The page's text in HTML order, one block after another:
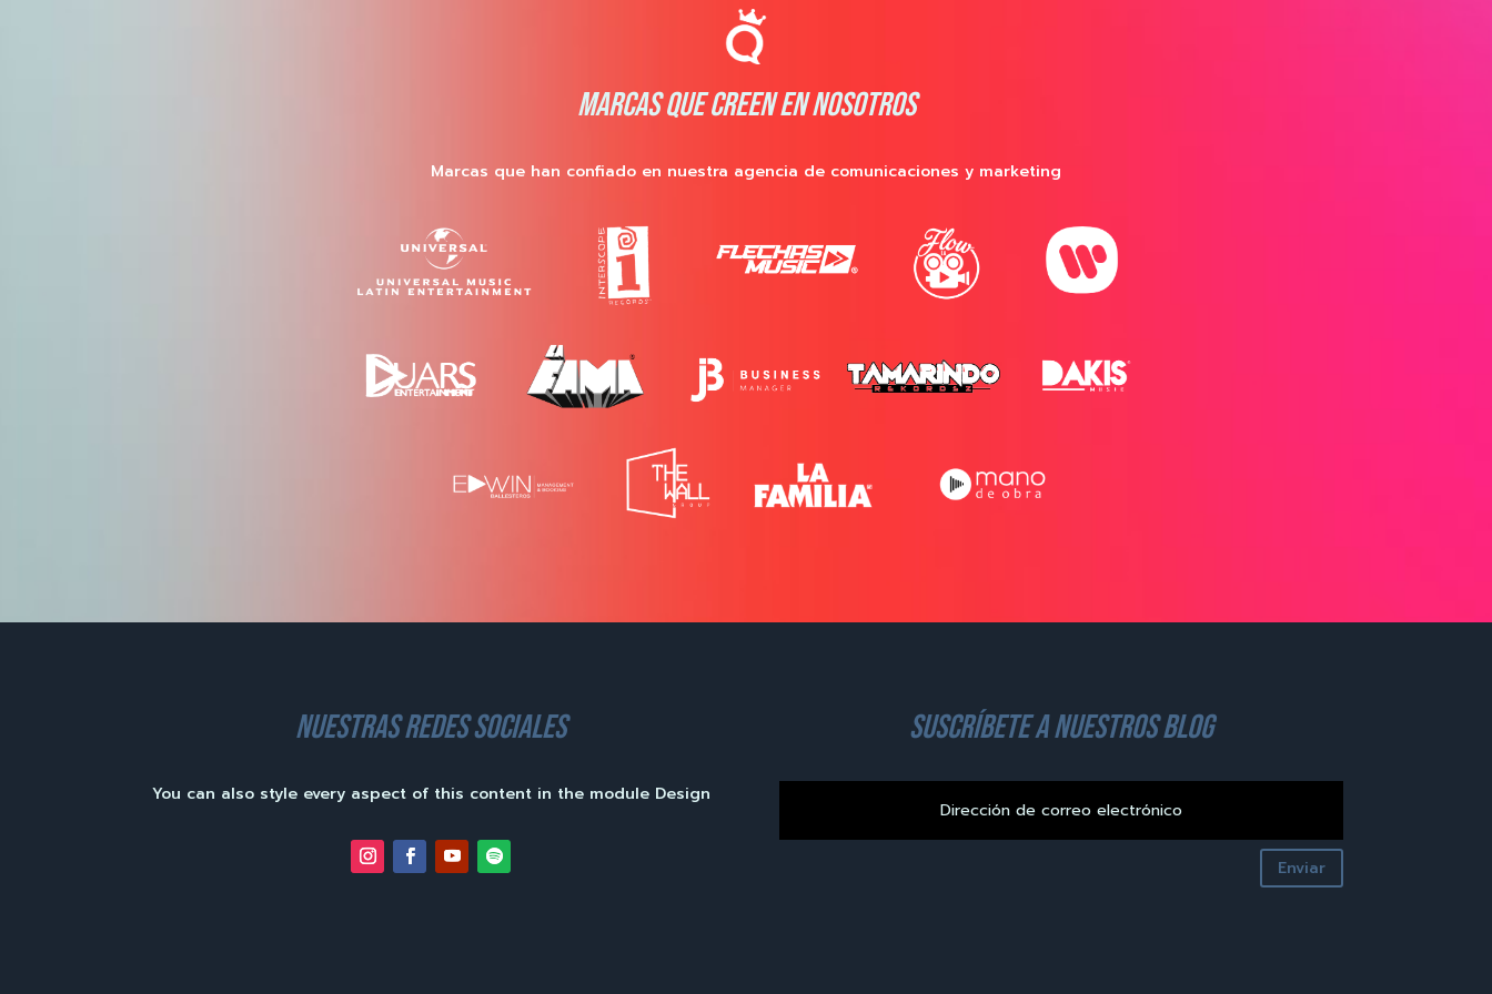
MARCAS QUE CREEN EN NOSOTROS
Marcas que han confiado en nuestra agencia de comunicaciones y marketing
nuestras redes sociales
You can also style every aspect of this content in the module Design
suscríbete a nuestros blog
Enviar